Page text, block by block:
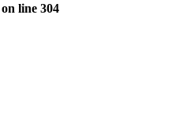
on line 304